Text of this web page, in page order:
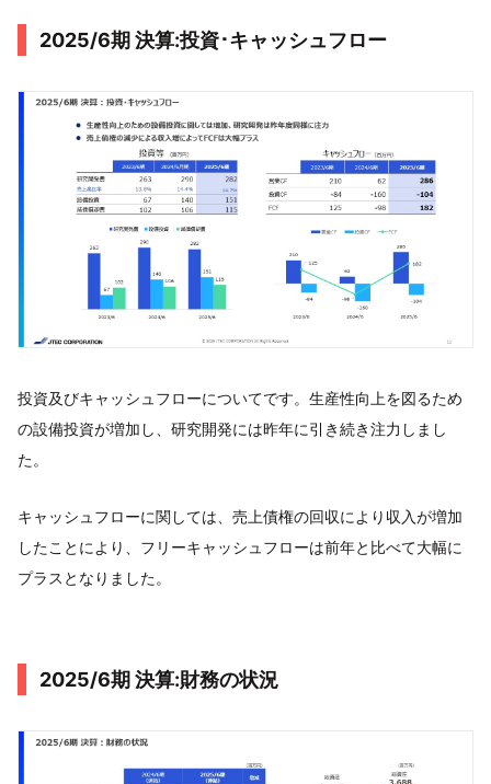
2025/6期 決算:投資･キャッシュフロー
投資及びキャッシュフローについてです。生産性向上を図るため
の設備投資が増加し、研究開発には昨年に引き続き注力しまし
た。
キャッシュフローに関しては、売上債権の回収により収入が増加
したことにより、フリーキャッシュフローは前年と比べて大幅に
プラスとなりました。
2025/6期 決算:財務の状況